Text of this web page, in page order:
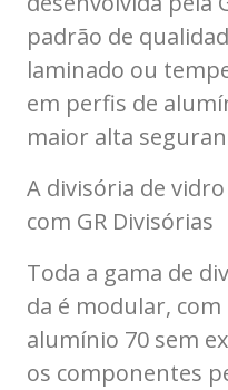
padrão de
laminado ou
em perfis de
maior alta
A divisória de
com GR Divisórias
Toda a gama de
da é modular,
alumínio 70 sem
os componentes